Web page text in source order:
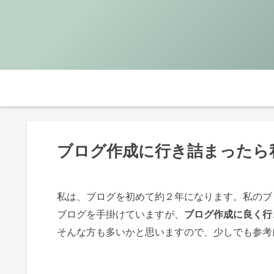
ブログ作成に行き詰まった
私は、ブログを初めて約２年になります。私の
ブログを手掛けていますが、 ブログ作成に良く
そんな方も多いかと思いますので、少しでも参